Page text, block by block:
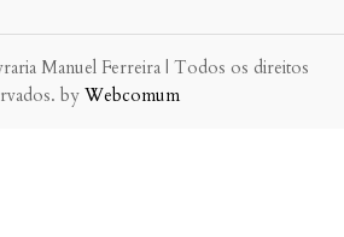
Manuel Ferreira | Todos os direitos
by Webcomum